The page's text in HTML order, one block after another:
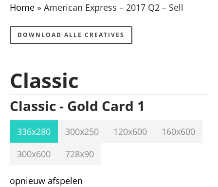
Home» American Express – 2017 Q2 – Sell
DOWNLOAD ALLE CREATIVES
Classic
Classic - Gold Card 1
336x280 300x250 120x600
160x600
300x600
728x90
opnieuw afspelen